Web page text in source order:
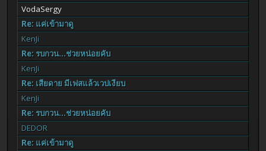
VodaSergy
Re: แค่เข้ามาดู
KenJi
Re: รบกวน...ช่วยหน่อยคับ
KenJi
Re: เสียดาย มีเฟสแล้วเวปเงียบ
KenJi
Re: รบกวน...ช่วยหน่อยคับ
DEDOR
Re: แค่เข้ามาดู